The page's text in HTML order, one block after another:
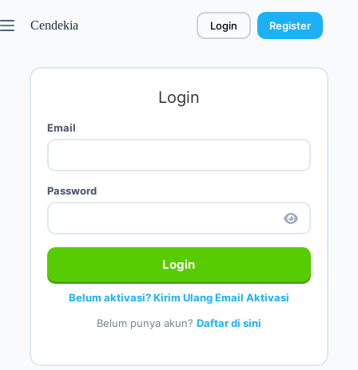
Cendekia Login Register
Login
Email
Password
Login
Belum aktivasi? Kirim Ulang Email Aktivasi
Belum punya akun? Daftar di sini